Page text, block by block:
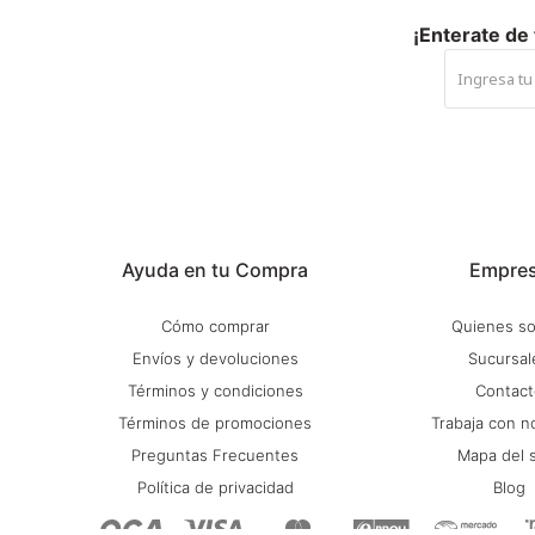
Ayuda en tu Compra
Cómo comprar
Envíos y devoluciones
Términos y condiciones
Términos de promociones
Preguntas Frecuentes
Política de privacidad
Quienes
Trabaja con
Mapa del
Blog
¡Enterate